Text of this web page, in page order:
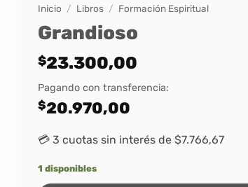
Inicio / Libros / Formación Espiritual
Grandioso
$23.300,00
Pagando con transferencia:
$20.970,00
💳 3 cuotas sin interés de $7.766,67
1 disponibles